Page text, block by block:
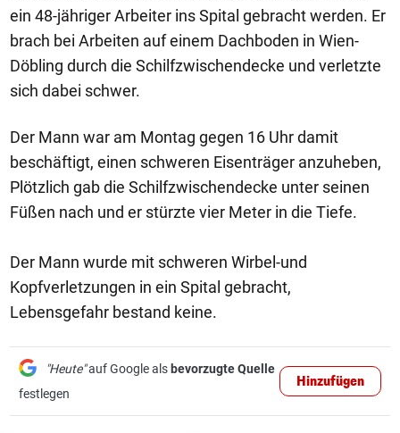
ein 48-jähriger Arbeiter ins Spital gebracht werden. Er
brach bei Arbeiten auf einem Dachboden in Wien-
Döbling durch die Schilfzwischendecke und verletzte
sich dabei schwer.
Der Mann war am Montag gegen 16 Uhr damit
beschäftigt, einen schweren Eisenträger anzuheben,
Plötzlich gab die Schilfzwischendecke unter seinen
Füßen nach und er stürzte vier Meter in die Tiefe.
Der Mann wurde mit schweren Wirbel-und
Kopfverletzungen in ein Spital gebracht,
Lebensgefahr bestand keine.
"Heute"auf Google als bevorzugte Quelle
festlegen
Hinzufügen